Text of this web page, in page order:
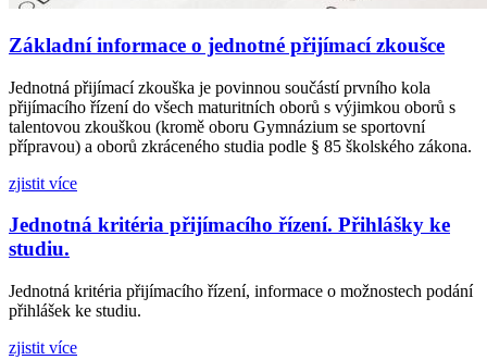
Základní informace o jednotné přijímací zkoušce
Jednotná přijímací zkouška je povinnou součástí prvního kola
přijímacího řízení do všech maturitních oborů s výjimkou oborů s
talentovou zkouškou (kromě oboru Gymnázium se sportovní
přípravou) a oborů zkráceného studia podle § 85 školského zákona.
zjistit více
Jednotná kritéria přijímacího řízení. Přihlášky ke
studiu.
Jednotná kritéria přijímacího řízení, informace o možnostech podání
přihlášek ke studiu.
zjistit více